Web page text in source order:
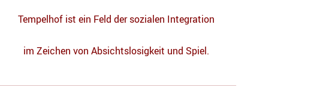
Tempelhof ist ein Feld der sozialen Integration
im Zeichen von Absichtslosigkeit und Spiel.